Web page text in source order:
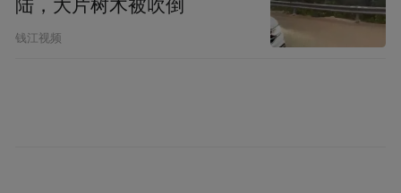
纯的资金提供者蜕变为科创生态的“发掘者”
陆，大片树木被吹倒
钱江视频